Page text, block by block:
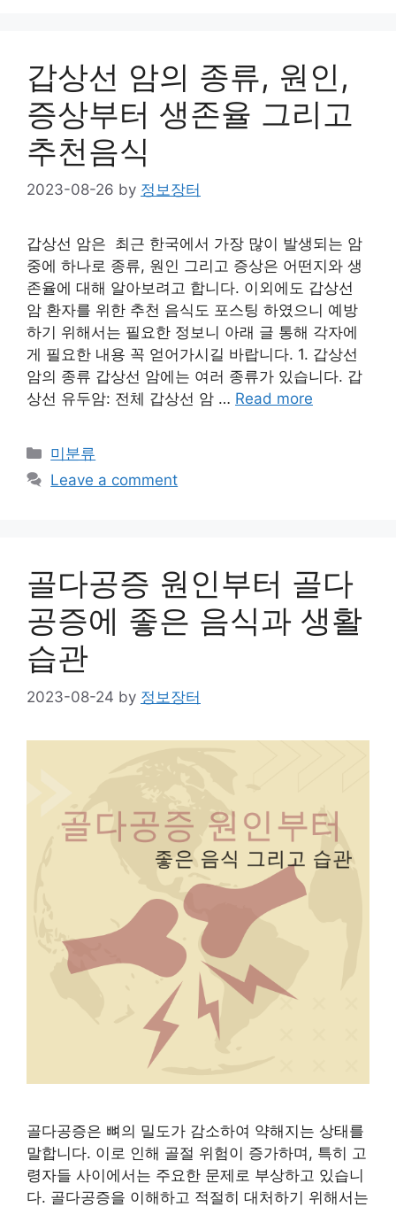
갑상선 암의 종류, 원인,
증상부터 생존율 그리고
추천음식
2023-08-26 by 정보장터
갑상선 암은 최근 한국에서 가장 많이 발생되는 암
중에 하나로 종류, 원인 그리고 증상은 어떤지와 생
존율에 대해 알아보려고 합니다. 이외에도 갑상선
암 환자를 위한 추천 음식도 포스팅 하였으니 예방
하기 위해서는 필요한 정보니 아래 글 통해 각자에
게 필요한 내용 꼭 얻어가시길 바랍니다. 1. 갑상선
암의 종류 갑상선 암에는 여러 종류가 있습니다. 갑
상선 유두암: 전체 갑상선 암 … Read more
Categories
미분류
Leave a comment
골다공증 원인부터 골다
공증에 좋은 음식과 생활
습관
2023-08-24 by 정보장터
골다공증은 뼈의 밀도가 감소하여 약해지는 상태를
말합니다. 이로 인해 골절 위험이 증가하며, 특히 고
령자들 사이에서는 주요한 문제로 부상하고 있습니
다. 골다공증을 이해하고 적절히 대처하기 위해서는